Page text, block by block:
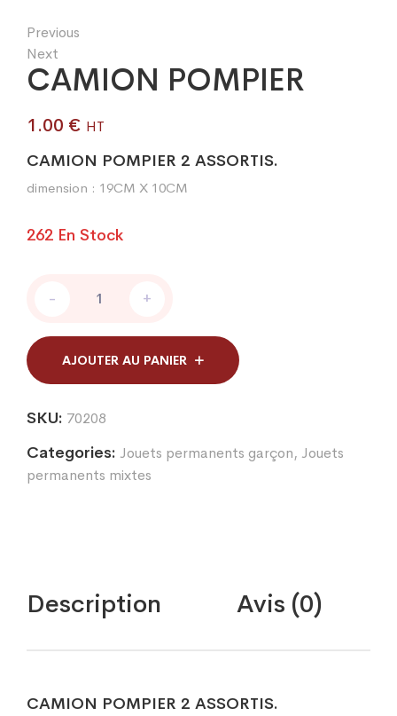
Previous
Next
CAMION POMPIER
1.00 € HT
CAMION POMPIER 2 ASSORTIS.
dimension : 19CM X 10CM
262 En Stock
POMPIER
- +
AJOUTER AU PANIER
SKU: 70208
Categories: Jouets permanents garçon, Jouets
permanents mixtes
Description Avis (0)
CAMION POMPIER 2 ASSORTIS.